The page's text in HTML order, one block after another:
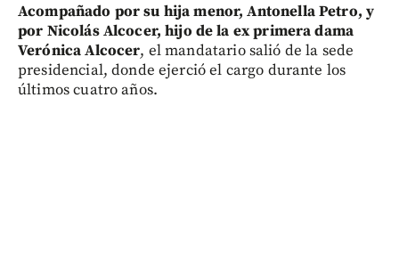
Acompañado por su hija menor, Antonella Petro, y
por Nicolás Alcocer, hijo de la ex primera dama
Verónica Alcocer, el mandatario salió de la sede
presidencial, donde ejerció el cargo durante los
últimos cuatro años.